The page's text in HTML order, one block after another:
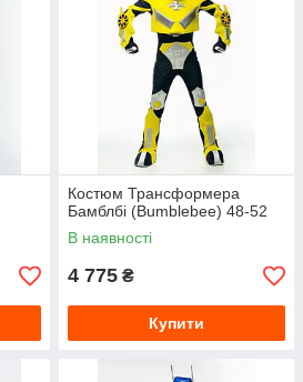
Костюм Трансформера
Бамблбі (Bumblebee) 48-52
В наявності
4 775 ₴
Купити